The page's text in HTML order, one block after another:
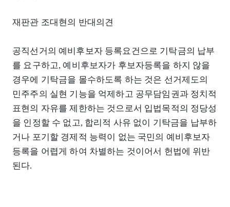
재판관 조대현의 반대의견
공직선거의 예비후보자 등록요건으로 기탁금의 납부
를 요구하고, 예비후보자가 후보자등록을 하지 않을
경우에 기탁금을 몰수하도록 하는 것은 선거제도의
민주주의 실현 기능을 억제하고 공무담임권과 정치적
표현의 자유를 제한하는 것으로서 입법목적의 정당성
을 인정할 수 없고, 합리적 사유 없이 기탁금을 납부하
거나 포기할 경제적 능력이 없는 국민의 예비후보자
등록을 어렵게 하여 차별하는 것이어서 헌법에 위반
된다.